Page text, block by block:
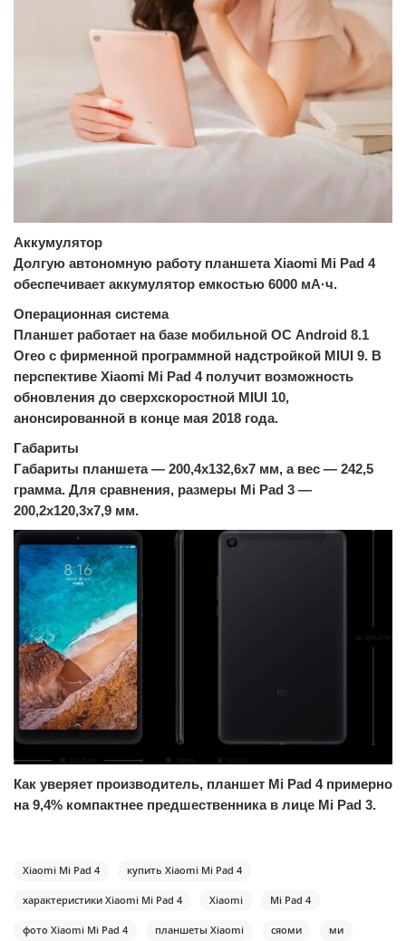
Аккумулятор
Долгую автономную работу планшета Xiaomi Mi Pad 4
обеспечивает аккумулятор емкостью 6000 мА·ч.
Операционная система
Планшет работает на базе мобильной ОС Android 8.1
Oreo c фирменной программной надстройкой MIUI 9. В
перспективе Xiaomi Mi Pad 4 получит возможность
обновления до сверхскоростной MIUI 10,
анонсированной в конце мая 2018 года.
Габариты
Габариты планшета — 200,4х132,6х7 мм, а вес — 242,5
грамма. Для сравнения, размеры Mi Pad 3 —
200,2х120,3х7,9 мм.
Как уверяет производитель, планшет Mi Pad 4 примерно
на 9,4% компактнее предшественника в лице Mi Pad 3.
Xiaomi Mi Pad 4 купить Xiaomi Mi Pad 4
характеристики Xiaomi Mi Pad 4 Xiaomi Mi Pad 4
фото Xiaomi Mi Pad 4 планшеты Xiaomi сяоми ми